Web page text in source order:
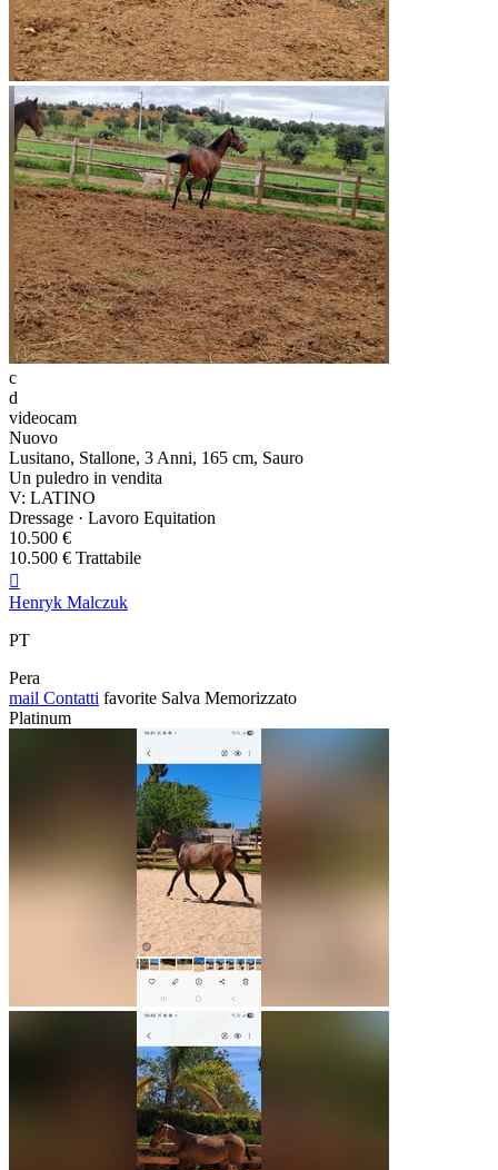
c
d
videocam
Nuovo
Lusitano, Stallone, 3 Anni, 165 cm, Sauro
Un puledro in vendita
V: LATINO
Dressage · Lavoro Equitation
10.500 €
10.500 € Trattabile

Henryk Malczuk
PT
Pera
mail Contatti favorite Salva Memorizzato
Platinum